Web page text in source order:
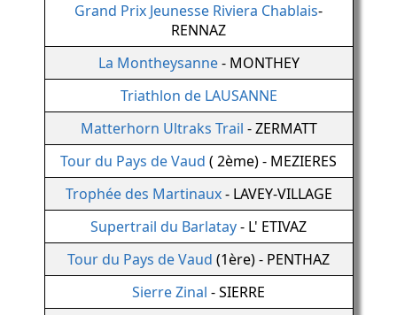
Grand Prix Jeunesse Riviera Chablais-
RENNAZ
La Montheysanne- MONTHEY
Triathlon de LAUSANNE
Matterhorn Ultraks Trail - ZERMATT
Tour du Pays de Vaud ( 2ème) - MEZIERES
Trophée des Martinaux- LAVEY-VILLAGE
Supertrail du Barlatay- L' ETIVAZ
Tour du Pays de Vaud (1ère) - PENTHAZ
Sierre Zinal - SIERRE